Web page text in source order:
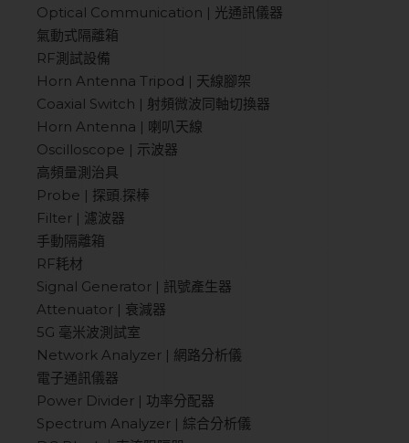
Optical Communication | 光通訊儀器
氣動式隔離箱
RF測試設備
Horn Antenna Tripod | 天線腳架
Coaxial Switch | 射頻微波同軸切換器
Horn Antenna | 喇叭天線
Oscilloscope | 示波器
高頻量測治具
Probe | 探頭.探棒
Filter | 濾波器
手動隔離箱
RF耗材
Signal Generator | 訊號產生器
Attenuator | 衰減器
5G 毫米波測試室
Network Analyzer | 網路分析儀
電子通訊儀器
Power Divider | 功率分配器
Spectrum Analyzer | 綜合分析儀